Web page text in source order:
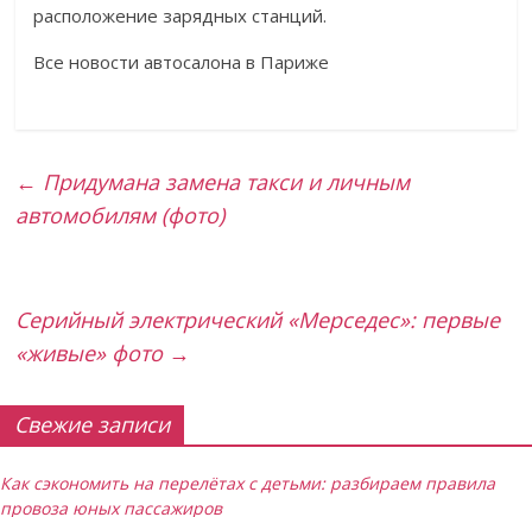
расположение зарядных станций.
Все новости автосалона в Париже
← Придумана замена такси и личным
автомобилям (фото)
Серийный электрический «Мерседес»: первые
«живые» фото →
Свежие записи
Как сэкономить на перелётах с детьми: разбираем правила
провоза юных пассажиров